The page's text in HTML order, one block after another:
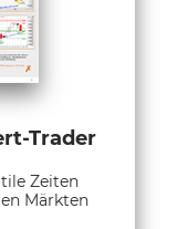
Trader
Zeiten
Märkten